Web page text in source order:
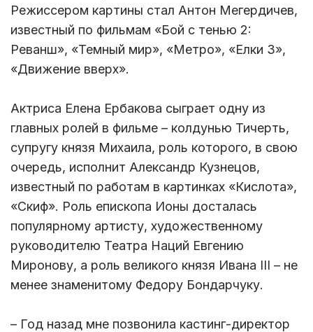
Режиссером картины стал Антон Мегердичев,
известный по фильмам «Бой с тенью 2:
Реванш», «Темный мир», «Метро», «Елки 3»,
«Движение вверх».
Актриса Елена Ербакова сыграет одну из
главных ролей в фильме – колдунью Тичерть,
супругу князя Михаила, роль которого, в свою
очередь, исполнит Александр Кузнецов,
известный по работам в картинках «Кислота»,
«Скиф». Роль епископа Ионы досталась
популярному артисту, художественному
руководителю Театра Наций Евгению
Миронову, а роль великого князя Ивана III – не
менее знаменитому Федору Бондарчуку.
– Год назад мне позвонила кастинг-директор